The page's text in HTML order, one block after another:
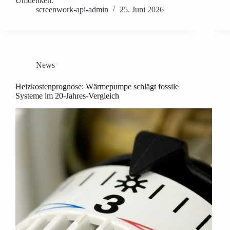
screenwork-api-admin
25. Juni 2026
News
Heizkostenprognose: Wärmepumpe schlägt fossile
Systeme im 20-Jahres-Vergleich